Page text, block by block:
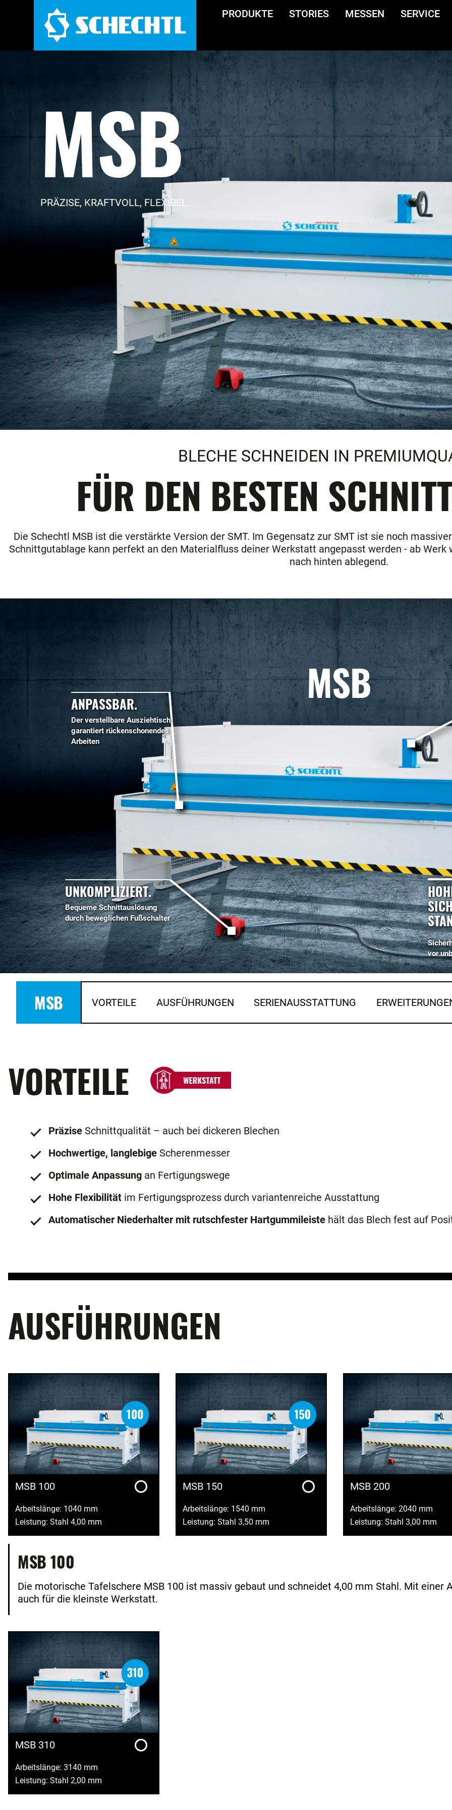
PRODUKTE STORIES MESSEN SERVICE
MSB
PRÄZISE, KRAFTVOLL, FLEXIBEL.
BLECHE SCHNEIDEN IN
FÜR DEN BESTEN
Die Schechtl MSB ist die verstärkte Version der SMT. Im Gegensatz zur SMT ist sie noch
Schnittgutablage kann perfekt an den Materialfluss deiner Werkstatt angepasst werden - ab
nach hinten ablegend.
MSB
vor
ANPASSBAR.
Der verstellbare Ausziehtisch
garantiert rückenschonendes
Arbeiten
UNKOMPLIZIERT.
Bequeme Schnittauslösung
durch beweglichen Fußschalter
MSB VORTEILE AUSFÜHRUNGEN SERIENAUSSTATTUNG
VORTEILE
Präzise Schnittqualität – auch bei dickeren Blechen
Hochwertige, langlebige Scherenmesser
Optimale Anpassung an Fertigungswege
Hohe Flexibilität im Fertigungsprozess durch variantenreiche Ausstattung
Automatischer Niederhalter mit rutschfester Hartgummileiste hält das Blech fest auf
AUSFÜHRUNGEN
MSB 100
Arbeitslänge: 1040 mm
Leistung: Stahl 4,00 mm
MSB 150
Arbeitslänge: 1540 mm
Leistung: Stahl 3,50 mm
MSB 200
Arbeitslänge: 2040 mm
Leistung: Stahl 3,00 mm
MSB 100
Die motorische Tafelschere MSB 100 ist massiv gebaut und schneidet 4,00 mm Stahl. Mit einer
auch für die kleinste Werkstatt.
MSB 310
Arbeitslänge: 3140 mm
Leistung: Stahl 2,00 mm